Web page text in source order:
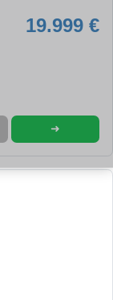
19.999 €
➜